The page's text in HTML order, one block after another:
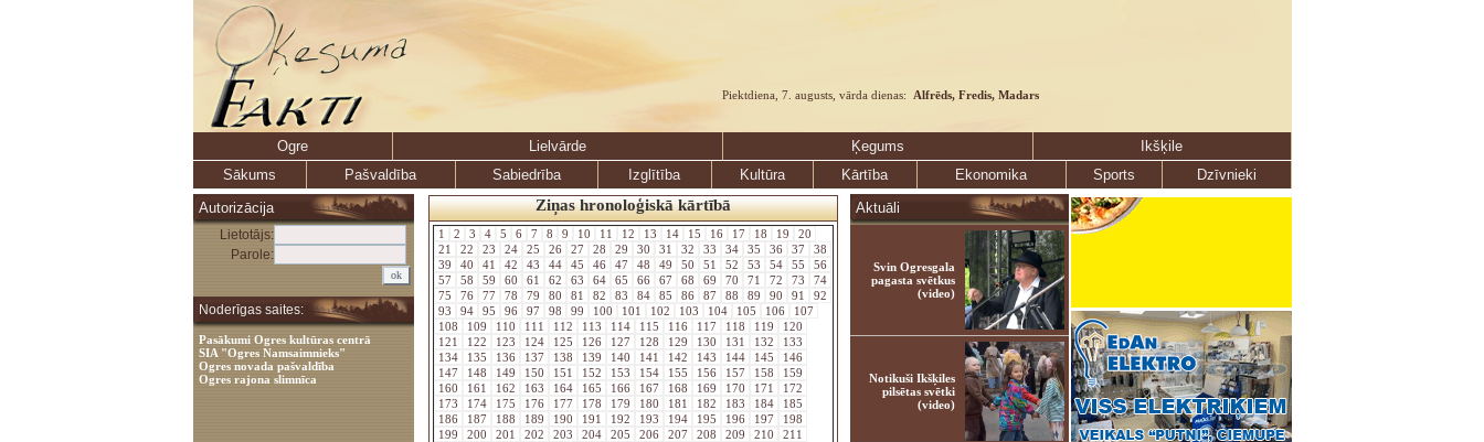
Piektdiena, 7. augusts, vārda dienas: Alfrēds, Fredis, Madars
Ogre Lielvārde Ķegums
Ikšķile
Sākums
Pašvaldība Sabiedrība Izglītība Kultūra Kārtība Ekonomika Sports
Dzīvnieki
Autorizācija
Lietotājs:
Parole:
Noderīgas saites:
Pasākumi Ogres kultūras centrā
SIA "Ogres Namsaimnieks"
Ogres novada pašvaldība
Ogres rajona slimnīca
Ziņas hronoloģiskā kārtībā
1 2 3 4 5 6 7 8 9 10 11 12 13 14 15 16 17 18 19
20
21
22 23 24 25 26 27 28 29 30 31 32 33 34 35 36 37
38
39
40 41 42 43 44 45 46 47 48 49 50 51 52 53 54 55
56
57
58 59 60 61 62 63 64 65 66 67 68 69 70 71 72 73
74
75
76 77 78 79 80 81 82 83 84 85 86 87 88 89 90 91
92
93
94 95 96 97 98 99 100 101 102 103 104 105 106
107
108
109 110 111 112 113 114 115 116 117 118 119
120
121
122 123 124 125 126 127 128 129 130 131 132
133
134
135 136 137 138 139 140 141 142 143 144 145
146
147
148 149 150 151 152 153 154 155 156 157 158
159
160
161 162 163 164 165 166 167 168 169 170 171
172
173
174 175 176 177 178 179 180 181 182 183 184
185
186
187 188 189 190 191 192 193 194 195 196 197
198
199
200 201 202 203 204 205 206 207 208 209 210
211
Aktuāli
Svin Ogresgala
pagasta svētkus
(video)
Notikuši Ikšķiles
pilsētas svētki
(video)